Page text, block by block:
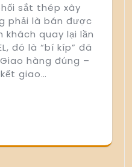
sắt thép xây
phải là bán được
khách quay lại lần
đó là “bí kíp” đã
hàng đúng –
giao…